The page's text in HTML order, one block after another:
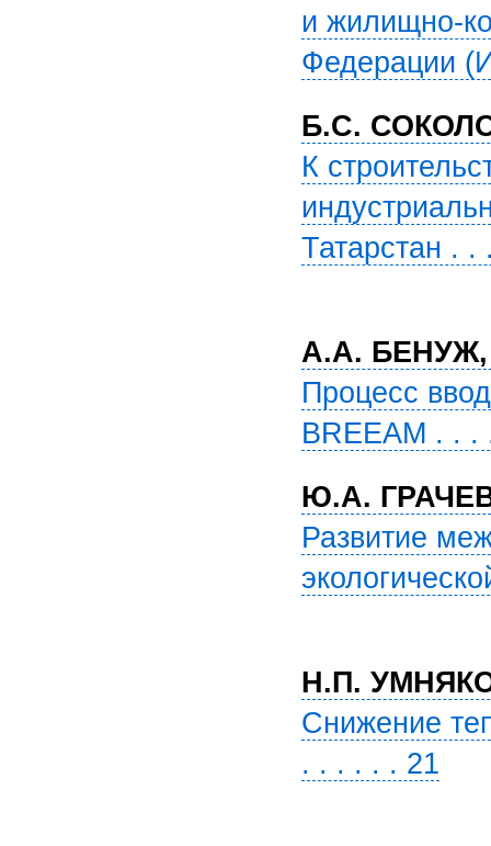
и жилищно-
Федерации
Б.С.
К
Татарстан . .
А.А.
Процесс
BREEAM . . .
Ю.А.
Развитие
Н.П.
Снижение
. . . . . . 21